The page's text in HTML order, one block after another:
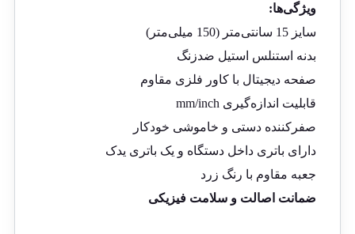
ویژگی‌ها:
سایز 15 سانتی‌متر (150 میلی‌متر)
بدنه استنلس استیل ضدزنگ
صفحه دیجیتال با کاور فلزی مقاوم
قابلیت اندازه‌گیری mm/inch
صفرکننده دستی و خاموشی خودکار
دارای باتری داخل دستگاه و یک باتری یدک
جعبه مقاوم با رنگ زرد
ضمانت اصالت و سلامت فیزیکی